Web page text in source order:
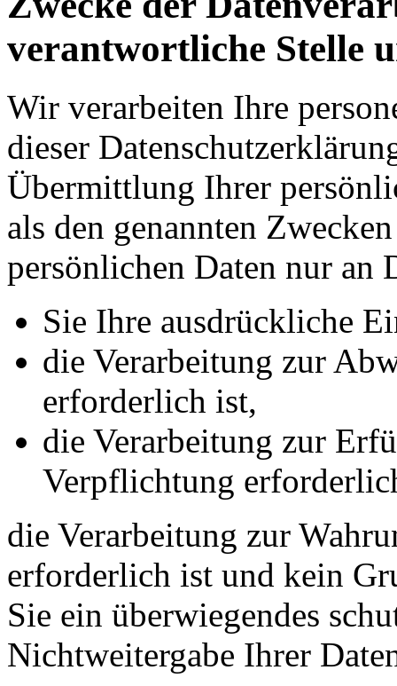
verantwortliche Stelle
Wir verarbeiten Ihre
dieser
Übermittlung Ihrer
als den genannten
persönlichen Daten nur an
Sie Ihre ausdrückliche
die Verarbeitung zur
erforderlich ist,
die Verarbeitung zur
Verpflichtung
die Verarbeitung zur
erforderlich ist und kein
Sie ein überwiegendes
Nichtweitergabe Ihrer